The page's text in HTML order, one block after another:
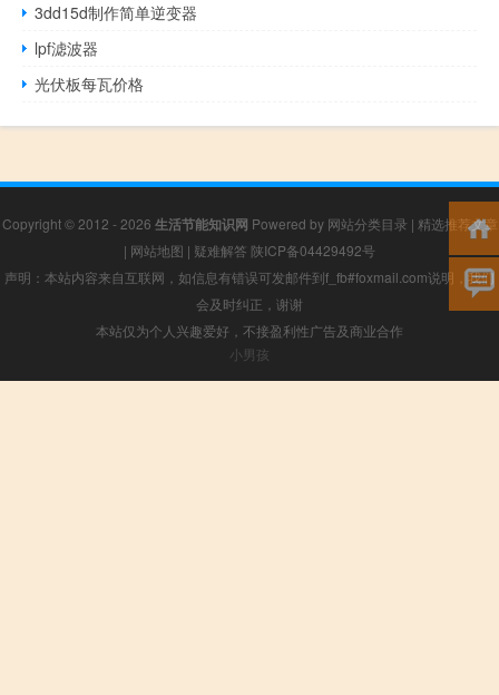
3dd15d制作简单逆变器
lpf滤波器
光伏板每瓦价格
Copyright © 2012 - 2026 生活节能知识网 Powered by 网站分类目录 | 精选推荐文章
| 网站地图 | 疑难解答 陕ICP备04429492号
声明：本站内容来自互联网，如信息有错误可发邮件到f_fb#foxmail.com说明，我们
会及时纠正，谢谢
本站仅为个人兴趣爱好，不接盈利性广告及商业合作
小男孩